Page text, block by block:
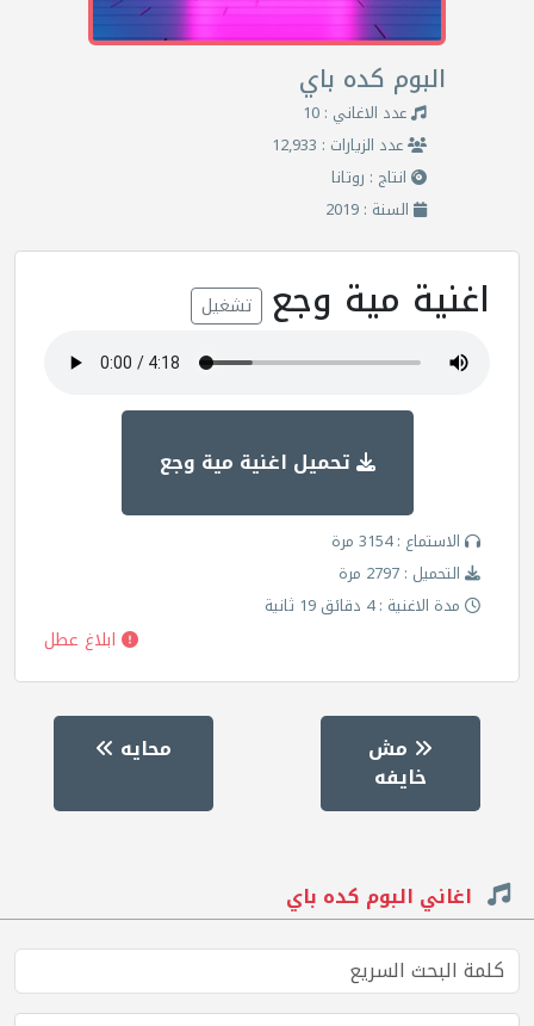
البوم كده باي
عدد الاغاني : 10
عدد الزيارات : 12,933
انتاج : روتانا
السنة : 2019
اغنية مية وجع تشغيل
تحميل اغنية مية وجع
الاستماع : 3154 مرة
التحميل : 2797 مرة
مدة الاغنية : 4 دقائق 19 ثانية
ابلاغ عطل
مش
خايفه
محايه
اغاني البوم كده باي